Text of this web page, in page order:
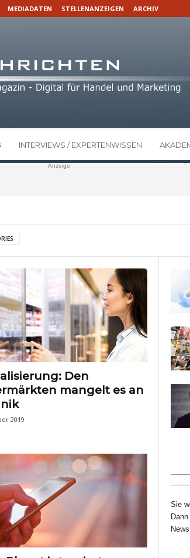
MEDIADATEN STELLENANZEIGEN ARCHIV
INTERVIEWS / EXPERTENWISSEN
Anzeige
Den
mangelt es an
2019
Sie